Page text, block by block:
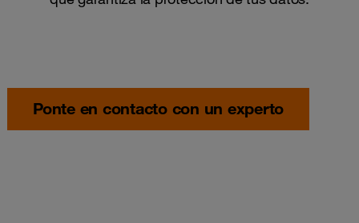
Ponte en contacto con un experto